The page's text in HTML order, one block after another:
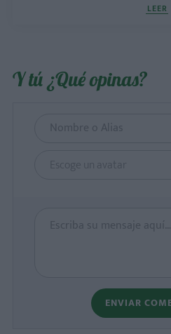
LEER
Y tú ¿Qué opinas?
Escoge un avatar
ENVIAR